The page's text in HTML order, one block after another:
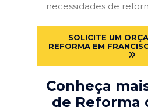
necessidades de
SOLICITE UM
REFORMA EM
Conheça
de Reforma